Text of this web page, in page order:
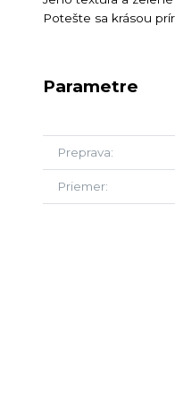
Potešte sa krásou
Parametre
Preprava
Priemer